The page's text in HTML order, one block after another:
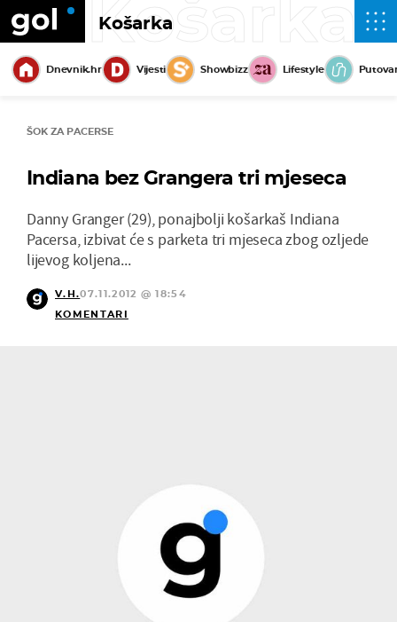
Košarka
Košarka
Dnevnik.hr Vijesti Showbizz Lifestyle
ŠOK ZA PACERSE
Indiana bez Grangera tri mjeseca
Danny Granger (29), ponajbolji košarkaš Indiana
Pacersa, izbivat će s parketa tri mjeseca zbog ozljede
lijevog koljena...
V.H.07.11.2012 @ 18:54
KOMENTARI